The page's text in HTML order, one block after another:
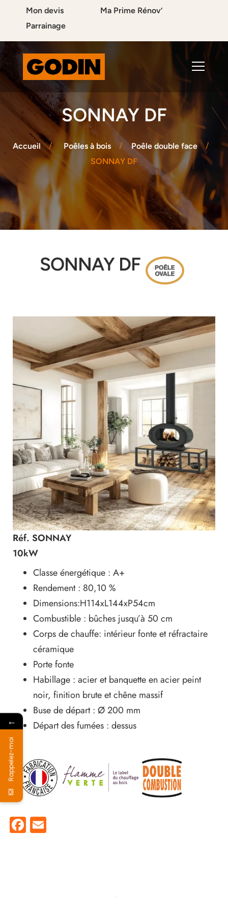
Mon devis
Ma Prime Rénov’
Parrainage
SONNAY DF
Accueil Poêles à bois
Poêle double face
SONNAY DF
SONNAY DF
Réf. SONNAY
10kW
Classe énergétique : A+
Rendement : 80,10 %
Dimensions:H114xL144xP54cm
Combustible : bûches jusqu’à 50 cm
Corps de chauffe: intérieur fonte et réfractaire
céramique
Porte fonte
Habillage : acier et banquette en acier peint
noir, finition brute et chêne massif
Buse de départ : Ø 200 mm
Départ des fumées : dessus
Facebook
←
Rappelez-moi